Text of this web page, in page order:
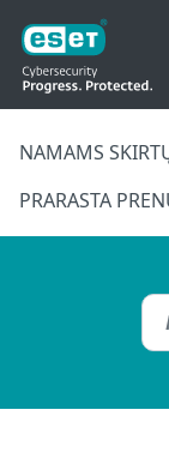
NAMAMS
PRARASTA